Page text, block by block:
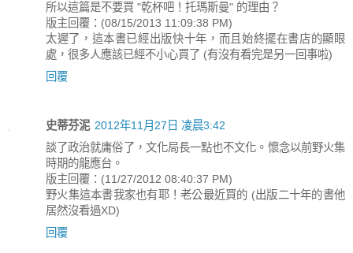
所以這篇是不要買 "乾杯吧！托瑪斯曼" 的理由？
版主回覆：(08/15/2013 11:09:38 PM)
太遲了，這本書已經出版快十年，而且始終擺在書店的顯眼
處，很多人應該已經不小心買了 (有沒有看完是另一回事啦)
回覆
史蒂芬泥 2012年11月27日 凌晨3:42
談了政治就庸俗了，文化局長一點也不文化。懷念以前野火集
時期的龍應台。
版主回覆：(11/27/2012 08:40:37 PM)
野火集這本書我家也有耶！老公最近買的 (出版二十年的書他
居然沒看過XD)
回覆